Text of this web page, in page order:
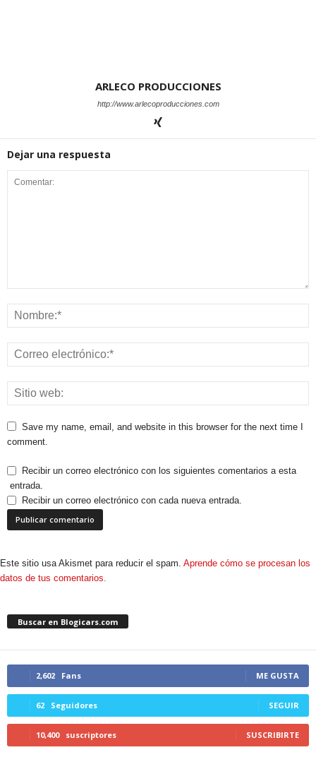
ARLECO PRODUCCIONES
http://www.arlecoproducciones.com
Dejar una respuesta
Save my name, email, and website in this browser for the next time I
comment.
Recibir un correo electrónico con los siguientes comentarios a esta
entrada.
Recibir un correo electrónico con cada nueva entrada.
Este sitio usa Akismet para reducir el spam. Aprende cómo se procesan los
datos de tus comentarios.
Buscar en Blogicars.com
2,602 Fans ME GUSTA
62 Seguidores SEGUIR
10,400 suscriptores SUSCRIBIRTE